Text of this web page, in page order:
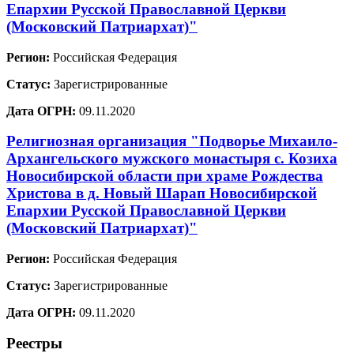
Епархии Русской Православной Церкви
(Московский Патриархат)"
Регион: Российская Федерация
Статус: Зарегистрированные
Дата ОГРН: 09.11.2020
Религиозная организация "Подворье Михаило-
Архангельского мужского монастыря с. Козиха
Новосибирской области при храме Рождества
Христова в д. Новый Шарап Новосибирской
Епархии Русской Православной Церкви
(Московский Патриархат)"
Регион: Российская Федерация
Статус: Зарегистрированные
Дата ОГРН: 09.11.2020
Реестры